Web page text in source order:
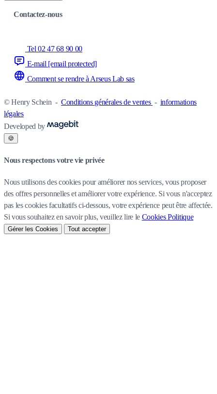
Contactez-nous
Tel 02 47 68 90 00
E-mail [email protected]
Comment se rendre à Arseus Lab sas
© Henry Schein - Conditions générales de ventes - informations
légales
Developed by
🍪
Nous respectons votre vie privée
Nous utilisons des cookies pour améliorer nos services, vous proposer
des offres personnelles et améliorer votre expérience. Si vous n'acceptez
pas les cookies facultatifs ci-dessous, votre expérience peut être affectée.
Si vous souhaitez en savoir plus, veuillez lire le Cookies Politique
Gérer les Cookies Tout accepter